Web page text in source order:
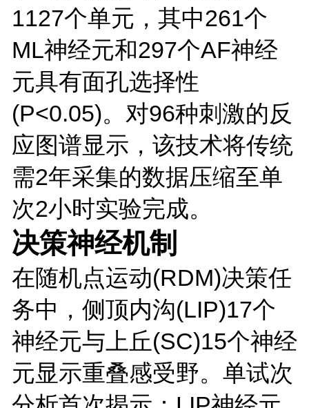
1127个单元，其中261个
ML神经元和297个AF神经
元具有面孔选择性
(P<0.05)。对96种刺激的反
应图谱显示，该技术将传统
需2年采集的数据压缩至单
次2小时实验完成。
决策神经机制
在随机点运动(RDM)决策任
务中，侧顶内沟(LIP)17个
神经元与上丘(SC)15个神经
元显示重叠感受野。单试次